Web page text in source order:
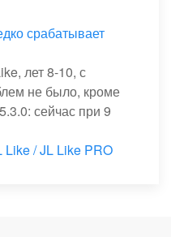
срабатывает
лет 8-10, с
не было, кроме
сейчас при 9
Like / JL Like PRO